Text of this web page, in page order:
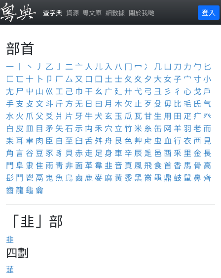
查字典 資源 粵文庫 細數據 關於我哋 登入
部首
一 丨 丶 丿 乙 亅 二 亠 人 儿 入 八 冂 冖 冫 几 凵 刀 力 勹 匕
匚 匸 十 卜 卩 厂 厶 又 口 囗 土 士 夂 夊 夕 大 女 子 宀 寸小
尢 尸 屮 山 巛 工 己 巾 干 幺 广 廴廾 弋 弓 彐 彡 彳 心 戈 戶
手 支 攴 文 斗 斤 方 无 日 曰 月 木欠 止 歹 殳 毋 比 毛 氏 气
水 火 爪 父 爻 爿 片 牙 牛 犬 玄 玉 瓜 瓦甘 生 用 田 疋 疒 癶
白 皮 皿 目 矛 矢 石 示 禸 禾 穴 立 竹米 糸 缶 网 羊 羽 老 而
耒 耳 聿 肉 臣 自 至 臼 舌舛舟 艮 色 艸 虍 虫 血行衣 襾 見
角 言 谷 豆 豕 豸 貝 赤 走 足 身 車 辛 辰 辵 邑 酉 釆 里 金 長
門 阜 隶 隹雨 靑 非 面 革 韋 韭 音 頁 風飛食首 香 馬 骨 高
髟 鬥 鬯 鬲 鬼 魚 鳥 鹵 鹿麥麻 黃 黍 黑 黹 黽鼎 鼓 鼠 鼻 齊
齒龍 龜 龠
「韭」部
韭
四劃
韮